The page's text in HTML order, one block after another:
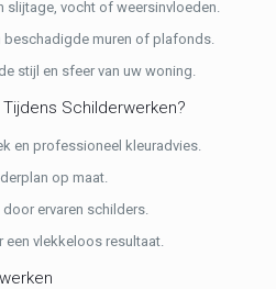
slijtage, vocht of weersinvloeden.
beschadigde muren of plafonds.
stijl en sfeer van uw woning.
Schilderwerken?
en professioneel kleuradvies.
op maat.
ervaren schilders.
vlekkeloos resultaat.